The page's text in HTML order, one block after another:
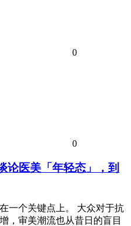
0
0
论医美「年轻态」，到
一个关键点上。 大众对于抗
，审美潮流也从昔日的盲目